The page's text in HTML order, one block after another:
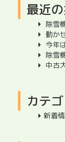
最近
除雪
動か
今年
除雪
中古
カテ
新着